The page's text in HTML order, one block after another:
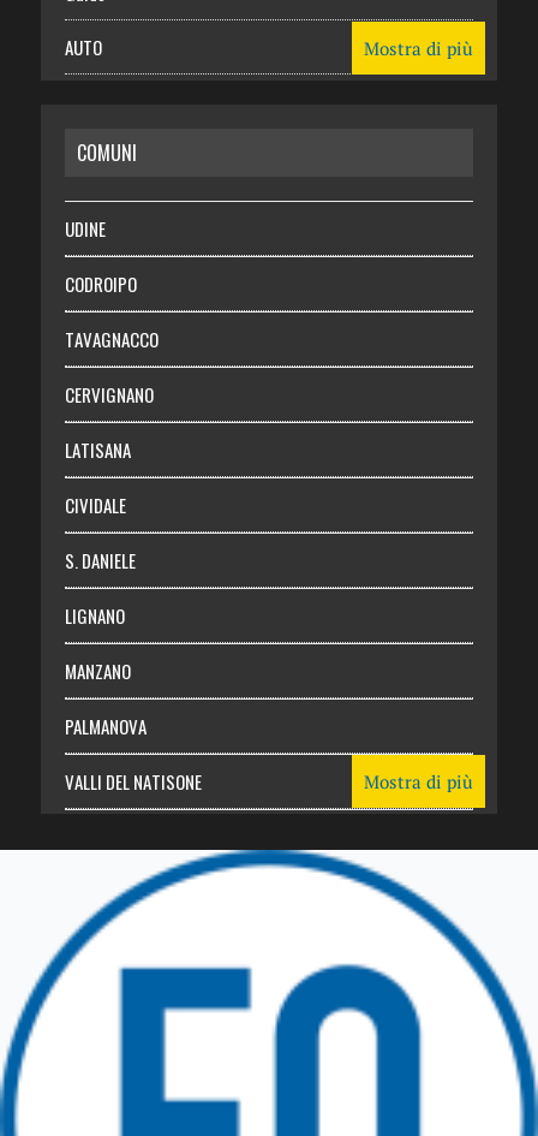
AUTO
RISPARMIO
SALUTE
Necrologie
Chi siamo
Abbonati
Login
Mostra di più
COMUNI
UDINE
CODROIPO
TAVAGNACCO
CERVIGNANO
LATISANA
CIVIDALE
S. DANIELE
LIGNANO
MANZANO
PALMANOVA
VALLI DEL NATISONE
TRICESIMO
TARCENTO
GEMONA DEL FRIULI
Mostra di più